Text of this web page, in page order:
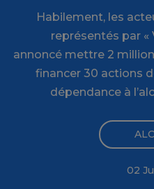
Habilement, les
représentés par «
annoncé mettre 2
financer 30 actions
dépendance à
02